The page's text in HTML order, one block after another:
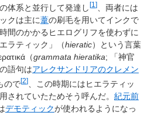
の体系と並行して発達し [1 ]
、両者には
クは主に葦の刷毛を用いてインクで
間のかかるヒエログリフを使わずに
ラティック」（hieratic）という言葉
（grammata hieratika; 「神官
語句はアレクサンドリアのクレメン
ので[2]
、この時期にはヒエラティッ
されていたためそう呼んだ。 紀元前
デモティックが使われるようになっ